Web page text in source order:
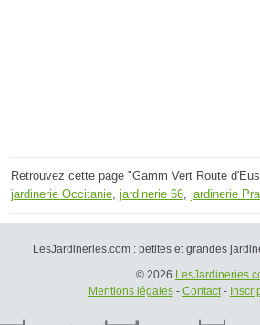
Retrouvez cette page "Gamm Vert Route
jardinerie Occitanie, jardinerie 66, jardinerie
LesJardineries.com : petites et grandes
© 2026
Mentions légales- Contact-